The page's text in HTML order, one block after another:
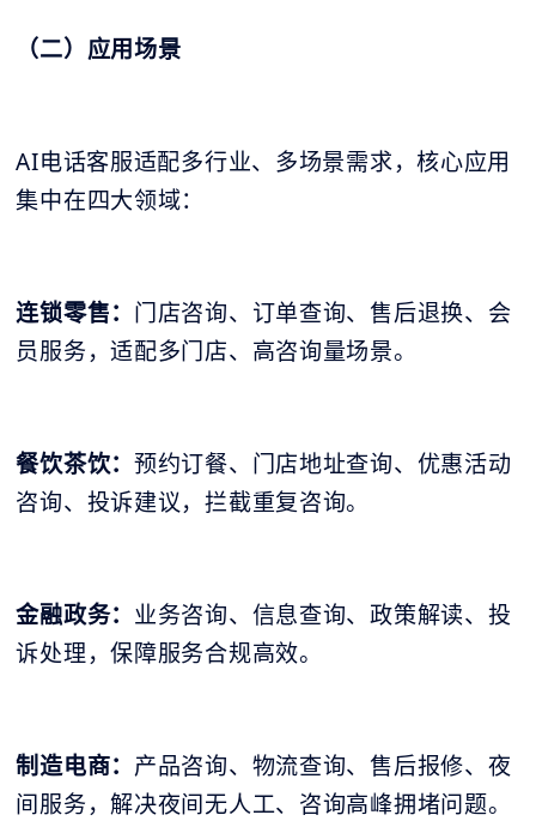
（二）应用场景
AI电话客服适配多行业、多场景需求，核心应用
集中在四大领域：
连锁零售： 门店咨询、订单查询、售后退换、会
员服务，适配多门店、高咨询量场景。
餐饮茶饮：预约订餐、门店地址查询、优惠活动
咨询、投诉建议，拦截重复咨询。
金融政务： 业务咨询、信息查询、政策解读、投
诉处理，保障服务合规高效。
制造电商： 产品咨询、物流查询、售后报修、夜
间服务，解决夜间无人工、咨询高峰拥堵问题。